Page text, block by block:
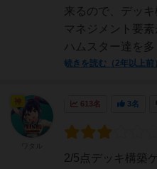
来るので、デッ
マネジメント要
ハムスター達を多
続きを読む（2年以上前）
613名 3名
2/5点デッキ構築
神